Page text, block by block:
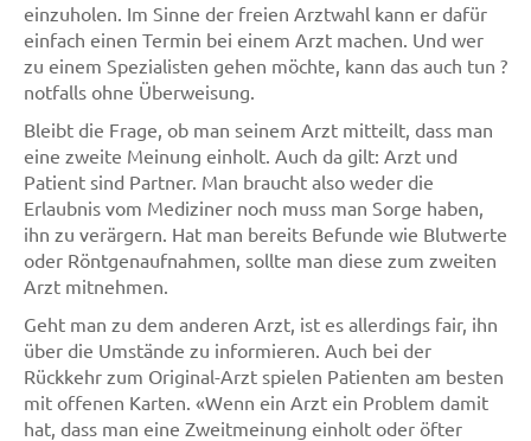
einzuholen. Im Sinne der freien Arztwahl kann er dafür
einfach einen Termin bei einem Arzt machen. Und wer
zu einem Spezialisten gehen möchte, kann das auch tun ?
notfalls ohne Überweisung.
Bleibt die Frage, ob man seinem Arzt mitteilt, dass man
eine zweite Meinung einholt. Auch da gilt: Arzt und
Patient sind Partner. Man braucht also weder die
Erlaubnis vom Mediziner noch muss man Sorge haben,
ihn zu verärgern. Hat man bereits Befunde wie Blutwerte
oder Röntgenaufnahmen, sollte man diese zum zweiten
Arzt mitnehmen.
Geht man zu dem anderen Arzt, ist es allerdings fair, ihn
über die Umstände zu informieren. Auch bei der
Rückkehr zum Original-Arzt spielen Patienten am besten
mit offenen Karten. «Wenn ein Arzt ein Problem damit
hat, dass man eine Zweitmeinung einholt oder öfter